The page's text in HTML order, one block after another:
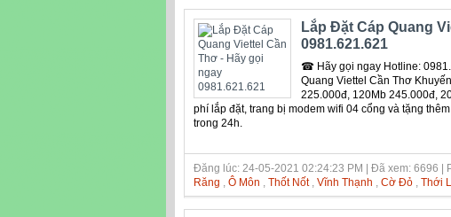
Lắp Đặt Cáp Quang
0981.621.621
☎ Hãy gọi ngay Hotline:
Quang Viettel Cần Thơ
225.000đ, 120Mb 245.000đ,
phí lắp đặt, trang bị modem wifi 04 cổng và tặng
trong 24h.
Đăng lúc: 24-05-2021 02:24:23 PM | Đã xem: 6696 |
Răng
Ô Môn Thốt Nốt, Vĩnh Thạnh Cờ Đỏ Thới